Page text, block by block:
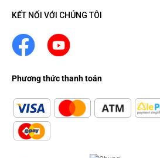
KẾT NỐI VỚI CHÚNG TÔI
Phương thức thanh toán